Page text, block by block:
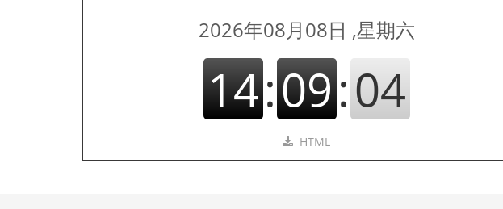
2026年08月08日 ,星期六
14:09:04
HTML